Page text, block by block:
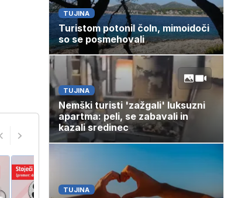
TUJINA
Turistom potonil čoln, mimoidoči
so se posmehovali
TUJINA
Nemški turisti 'zažgali' luksuzni
apartma: peli, se zabavali in
kazali sredinec
TUJINA